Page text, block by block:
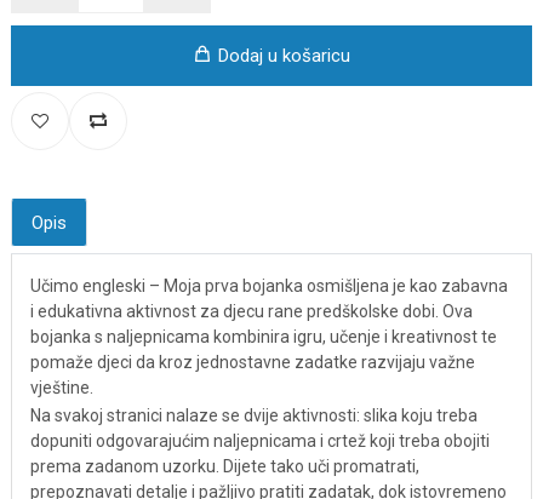
Dodaj u košaricu
Opis
Učimo engleski – Moja prva bojanka osmišljena je kao zabavna
i edukativna aktivnost za djecu rane predškolske dobi. Ova
bojanka s naljepnicama kombinira igru, učenje i kreativnost te
pomaže djeci da kroz jednostavne zadatke razvijaju važne
vještine.
Na svakoj stranici nalaze se dvije aktivnosti: slika koju treba
dopuniti odgovarajućim naljepnicama i crtež koji treba obojiti
prema zadanom uzorku. Dijete tako uči promatrati,
prepoznavati detalje i pažljivo pratiti zadatak, dok istovremeno